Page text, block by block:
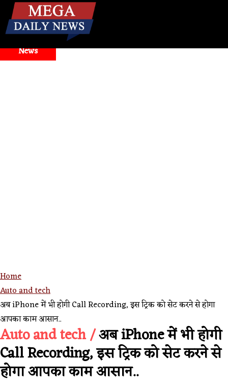
News
Home
Auto and tech
अब iPhone में भी होगी Call Recording, इस ट्रिक को सेट करने से होगा
आपका काम आसान..
Auto and tech /अब iPhone में भी होगी
Call Recording, इस ट्रिक को सेट करने से
होगा आपका काम आसान..